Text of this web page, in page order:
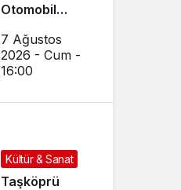
Otomobil
Hurdaya
Döndü
7 Ağustos
2026 - Cum -
16:00
Kültür & Sanat
Taşköprü